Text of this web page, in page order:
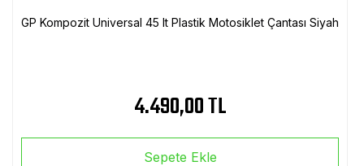
GP Kompozit Universal 45 lt Plastik Motosiklet Çantası Siyah
4.490,00 TL
Sepete Ekle